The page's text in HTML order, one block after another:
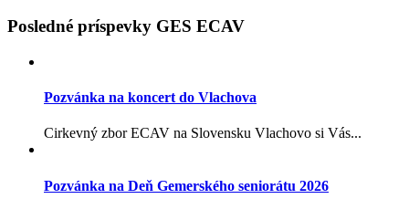
Posledné príspevky GES ECAV
Pozvánka na koncert do Vlachova
Cirkevný zbor ECAV na Slovensku Vlachovo si Vás...
Pozvánka na Deň Gemerského seniorátu 2026